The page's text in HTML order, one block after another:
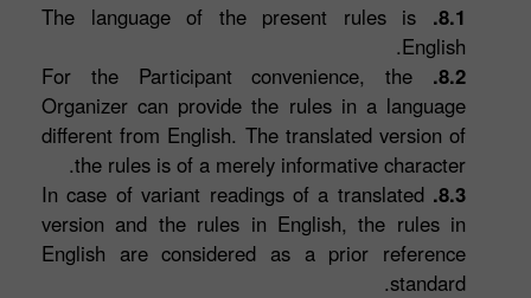
8.1.
The language of the present rules is
English.
8.2.
For the Participant convenience, the
Organizer can provide the rules in a language
different from English. The translated version of
the rules is of a merely informative character.
8.3.
In case of variant readings of a translated
version and the rules in English, the rules in
English are considered as a prior reference
standard.